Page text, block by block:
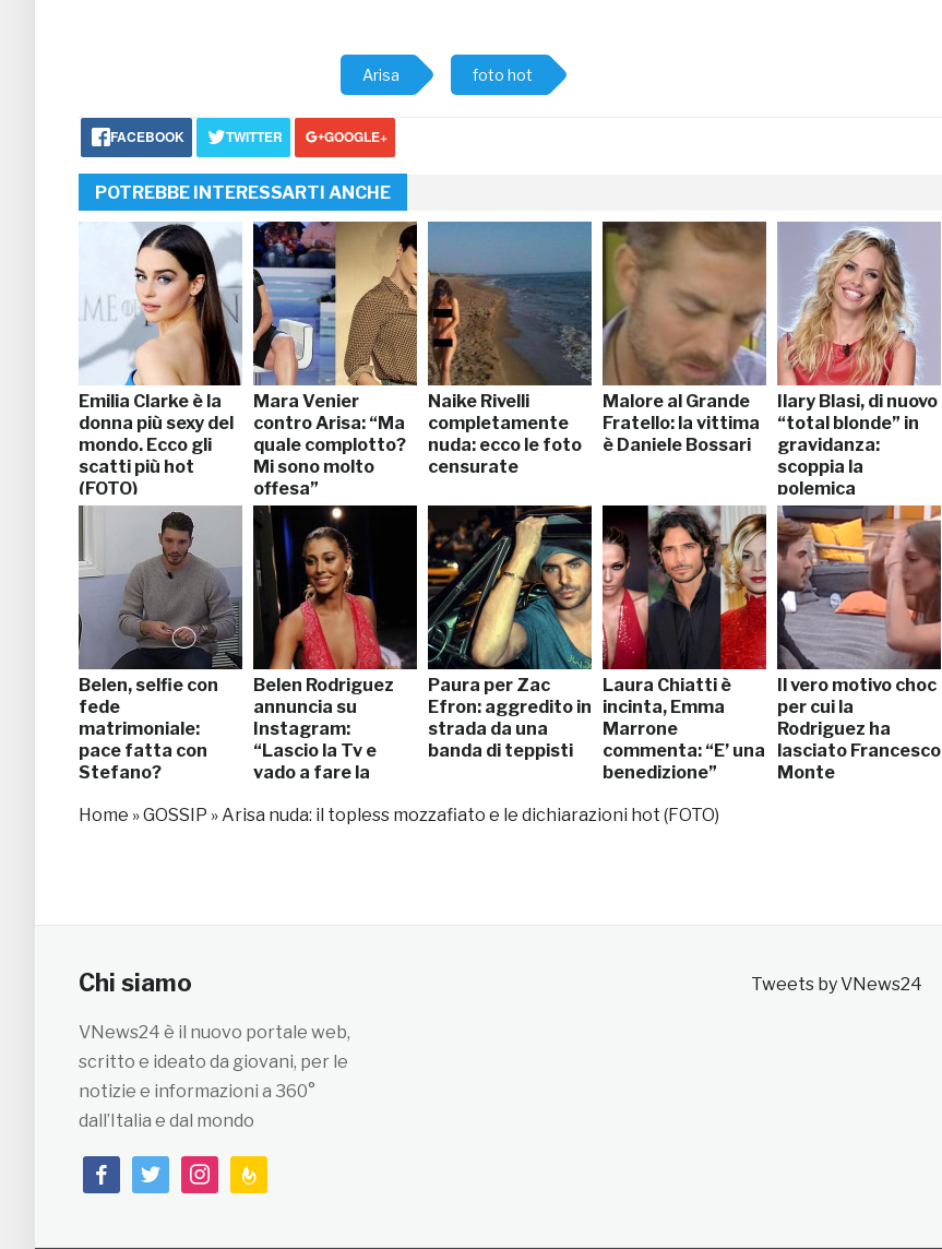
Arisa foto hot
FACEBOOK TWITTER GOOGLE+
POTREBBE INTERESSARTI ANCHE
Emilia Clarke è la
donna più sexy del
mondo. Ecco gli
scatti più hot
(FOTO)
Mara Venier
contro Arisa: “Ma
quale complotto?
Mi sono molto
offesa”
Naike Rivelli
completamente
nuda: ecco le foto
censurate
Malore al Grande
Fratello: la vittima
è Daniele Bossari
Ilary Blasi, di nuovo
“total blonde” in
gravidanza:
scoppia la
polemica
Belen, selfie con
fede
matrimoniale:
pace fatta con
Stefano?
Belen Rodriguez
annuncia su
Instagram:
“Lascio la Tv e
vado a fare la
Paura per Zac
Efron: aggredito in
strada da una
banda di teppisti
Laura Chiatti è
incinta, Emma
Marrone
commenta: “E’ una
benedizione”
Il vero motivo choc
per cui la
Rodriguez ha
lasciato Francesco
Monte
Home »GOSSIP »Arisa nuda: il topless mozzafiato e le dichiarazioni hot (FOTO)
Chi siamo
VNews24 è il nuovo portale web,
scritto e ideato da giovani, per le
notizie e informazioni a 360°
dall’Italia e dal mondo
facebooktwitterinstagramfeedburner
Tweets by VNews24